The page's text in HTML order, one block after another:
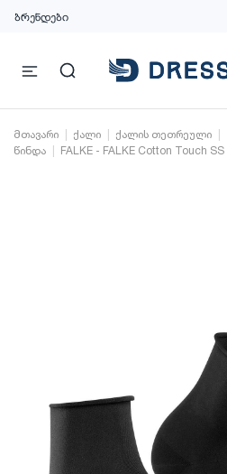
ბრენდები
მთავარი ქალი ქალის თეთრეული
წინდა
FALKE - FALKE Cotton Touch SS